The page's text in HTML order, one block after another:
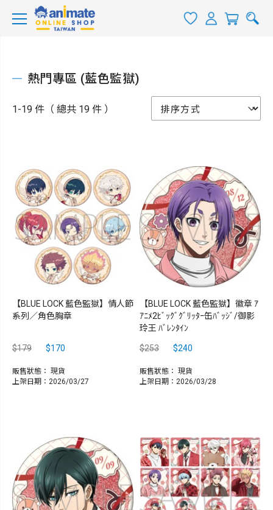
熱門專區 (藍色監獄)
1-19 件（ 總共 19 件 ）
【BLUE LOCK 藍色監獄】情人節
系列／角色胸章
$179 $170
販售狀態： 現貨
上架日期：2026/03/27
【BLUE LOCK 藍色監獄】徽章 ｱ
ｱﾆﾒ2ﾋﾞｯｸﾞｸﾞﾘｯﾀｰ缶ﾊﾞｯｼﾞ/御影
玲王 ﾊﾞﾚﾝﾀｲﾝ
$253 $240
販售狀態： 現貨
上架日期：2026/03/28